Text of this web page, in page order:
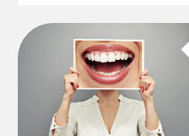
humør, og også, hvorfor
motion hjælper.